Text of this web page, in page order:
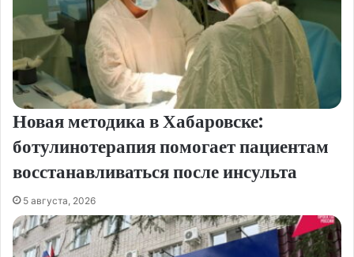
Новая методика в Хабаровске:
ботулинотерапия помогает пациентам
восстанавливаться после инсульта
5 августа, 2026